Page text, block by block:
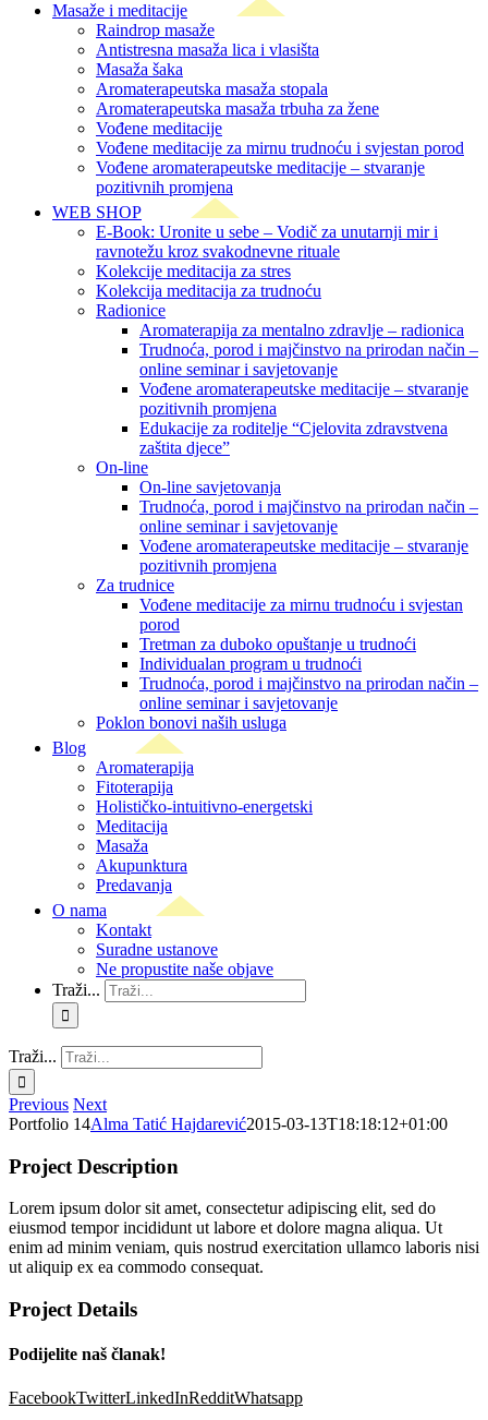
Masaže i meditacije
Raindrop masaže
Antistresna masaža lica i vlasišta
Masaža šaka
Aromaterapeutska masaža stopala
Aromaterapeutska masaža trbuha za žene
Vođene meditacije
Vođene meditacije za mirnu trudnoću i svjestan porod
Vođene aromaterapeutske meditacije – stvaranje
pozitivnih promjena
WEB SHOP
E-Book: Uronite u sebe – Vodič za unutarnji mir i
ravnotežu kroz svakodnevne rituale
Kolekcije meditacija za stres
Kolekcija meditacija za trudnoću
Radionice
Aromaterapija za mentalno zdravlje – radionica
Trudnoća, porod i majčinstvo na prirodan način –
online seminar i savjetovanje
Vođene aromaterapeutske meditacije – stvaranje
pozitivnih promjena
Edukacije za roditelje “Cjelovita zdravstvena
zaštita djece”
On-line
On-line savjetovanja
Trudnoća, porod i majčinstvo na prirodan način –
online seminar i savjetovanje
Vođene aromaterapeutske meditacije – stvaranje
pozitivnih promjena
Za trudnice
Vođene meditacije za mirnu trudnoću i svjestan
porod
Tretman za duboko opuštanje u trudnoći
Individualan program u trudnoći
Trudnoća, porod i majčinstvo na prirodan način –
online seminar i savjetovanje
Poklon bonovi naših usluga
Blog
Aromaterapija
Fitoterapija
Holističko-intuitivno-energetski
Meditacija
Masaža
Akupunktura
Predavanja
O nama
Kontakt
Suradne ustanove
Ne propustite naše objave
Traži...
Traži...
Previous Next
Portfolio 14Alma Tatić Hajdarević2015-03-13T18:18:12+01:00
Project Description
Lorem ipsum dolor sit amet, consectetur adipiscing elit, sed do
eiusmod tempor incididunt ut labore et dolore magna aliqua. Ut
enim ad minim veniam, quis nostrud exercitation ullamco laboris nisi
ut aliquip ex ea commodo consequat.
Project Details
Podijelite naš članak!
FacebookTwitterLinkedInRedditWhatsapp